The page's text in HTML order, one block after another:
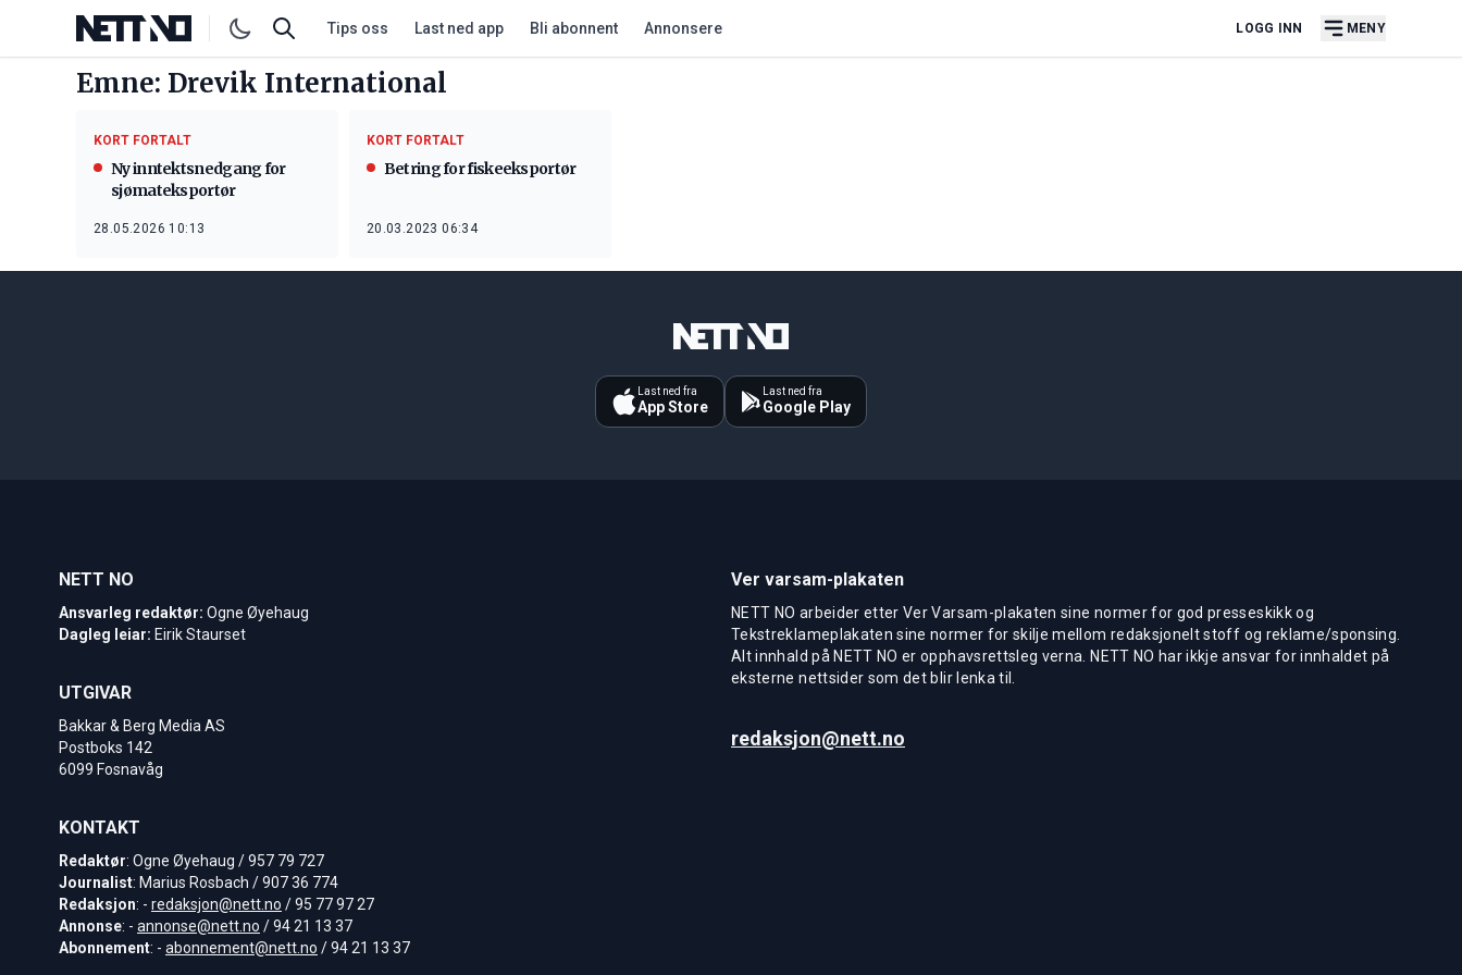
Tips oss Last ned app Bli abonnent Annonsere LOGG INN MENY
Emne: Drevik International
KORT FORTALT
Ny inntektsnedgang for
sjømateksportør
28.05.2026 10:13
KORT FORTALT
Betring for fiskeeksportør
20.03.2023 06:34
Last ned fra
App Store
Last ned fra
Google Play
NETT NO
Ansvarleg redaktør: Ogne Øyehaug
Dagleg leiar: Eirik Staurset
UTGIVAR
Bakkar & Berg Media AS
Postboks 142
6099 Fosnavåg
KONTAKT
Redaktør: Ogne Øyehaug / 957 79 727
Journalist: Marius Rosbach / 907 36 774
Redaksjon: - redaksjon@nett.no / 95 77 97 27
Annonse: - annonse@nett.no / 94 21 13 37
Abonnement: - abonnement@nett.no / 94 21 13 37
Ver varsam-plakaten
NETT NO arbeider etter Ver Varsam-plakaten sine normer for god presseskikk og
Tekstreklameplakaten sine normer for skilje mellom redaksjonelt stoff og reklame/sponsing.
Alt innhald på NETT NO er opphavsrettsleg verna. NETT NO har ikkje ansvar for innhaldet på
eksterne nettsider som det blir lenka til.
redaksjon@nett.no